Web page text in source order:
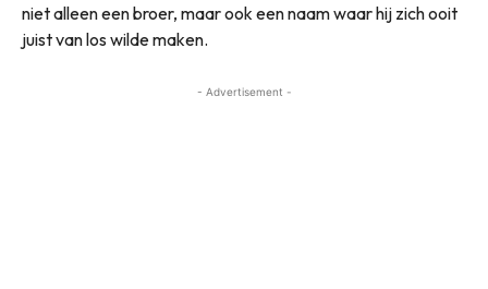
niet alleen een broer, maar ook een naam waar hij zich ooit
juist van los wilde maken.
- Advertisement -